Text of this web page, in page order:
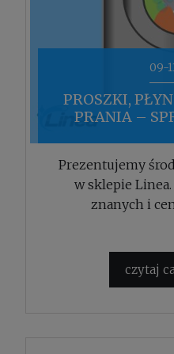
PROSZKI,
PRANIA –
09-
Prezentujemy
w sklepie
znanych i
czytaj